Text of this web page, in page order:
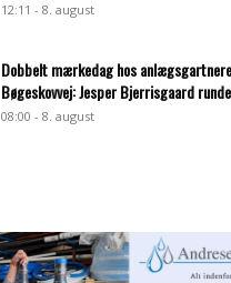
12:11 - 8. august
Dobbelt mærkedag hos
Bøgeskovvej: Jesper Bjerrisgaard
08:00 - 8. august